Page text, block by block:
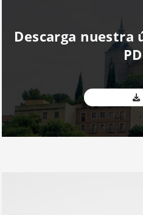
Descarga